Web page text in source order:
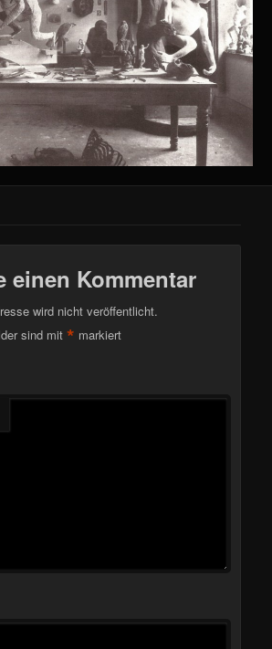
einen Kommentar
wird nicht veröffentlicht.
sind mit* markiert